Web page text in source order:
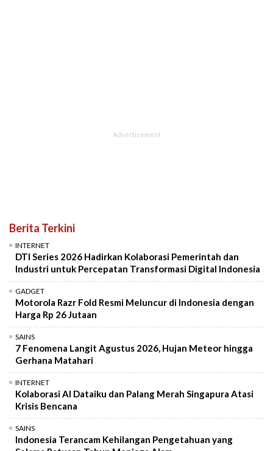
Berita Terkini
INTERNET
DTI Series 2026 Hadirkan Kolaborasi Pemerintah dan
Industri untuk Percepatan Transformasi Digital Indonesia
GADGET
Motorola Razr Fold Resmi Meluncur di Indonesia dengan
Harga Rp 26 Jutaan
SAINS
7 Fenomena Langit Agustus 2026, Hujan Meteor hingga
Gerhana Matahari
INTERNET
Kolaborasi AI Dataiku dan Palang Merah Singapura Atasi
Krisis Bencana
SAINS
Indonesia Terancam Kehilangan Pengetahuan yang